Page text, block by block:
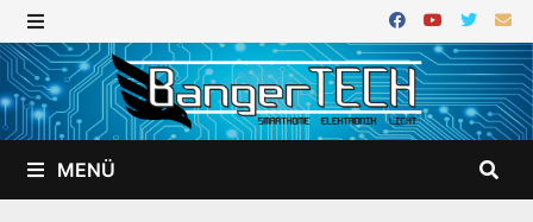
Zurück
zum
Inhalt
MENÜ
MENÜ